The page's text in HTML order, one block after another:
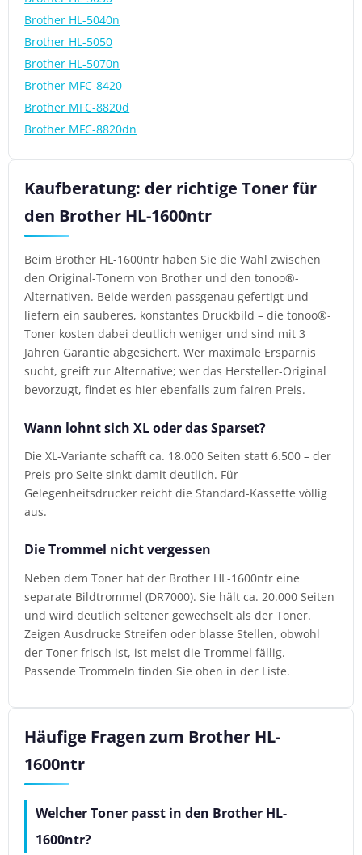
Brother HL-5040n
Brother HL-5050
Brother HL-5070n
Brother MFC-8420
Brother MFC-8820d
Brother MFC-8820dn
Kaufberatung: der richtige Toner für
den Brother HL-1600ntr
Beim Brother HL-1600ntr haben Sie die Wahl zwischen
den Original-Tonern von Brother und den tonoo®-
Alternativen. Beide werden passgenau gefertigt und
liefern ein sauberes, konstantes Druckbild – die tonoo®-
Toner kosten dabei deutlich weniger und sind mit 3
Jahren Garantie abgesichert. Wer maximale Ersparnis
sucht, greift zur Alternative; wer das Hersteller-Original
bevorzugt, findet es hier ebenfalls zum fairen Preis.
Wann lohnt sich XL oder das Sparset?
Die XL-Variante schafft ca. 18.000 Seiten statt 6.500 – der
Preis pro Seite sinkt damit deutlich. Für
Gelegenheitsdrucker reicht die Standard-Kassette völlig
aus.
Die Trommel nicht vergessen
Neben dem Toner hat der Brother HL-1600ntr eine
separate Bildtrommel (DR7000). Sie hält ca. 20.000 Seiten
und wird deutlich seltener gewechselt als der Toner.
Zeigen Ausdrucke Streifen oder blasse Stellen, obwohl
der Toner frisch ist, ist meist die Trommel fällig.
Passende Trommeln finden Sie oben in der Liste.
Häufige Fragen zum Brother HL-
1600ntr
Welcher Toner passt in den Brother HL-
1600ntr?